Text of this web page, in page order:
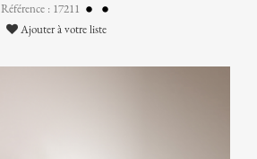
Référence : 17211
Ajouter à votre liste